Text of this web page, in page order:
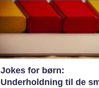
Jokes for børn:
Underholdning til de